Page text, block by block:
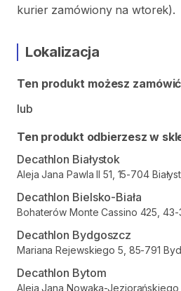
kurier zamówiony na wtorek).
Lokalizacja
Ten produkt możesz
lub
Ten produkt odbierzesz w
Decathlon Białystok
Aleja Jana Pawla II 51, 15-704
Decathlon Bielsko-Biała
Bohaterów Monte Cassino 425, 43-
Decathlon Bydgoszcz
Mariana Rejewskiego 5, 85-791
Decathlon Bytom
Aleja Jana Nowaka-Jeziorańskiego